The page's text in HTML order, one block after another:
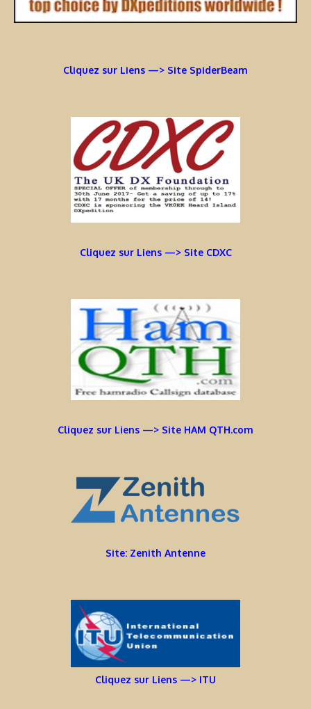
Cliquez sur Liens —> Site SpiderBeam
Cliquez sur Liens —> Site CDXC
Cliquez sur Liens —> Site HAM QTH.com
Site: Zenith Antenne
Cliquez sur Liens —> ITU